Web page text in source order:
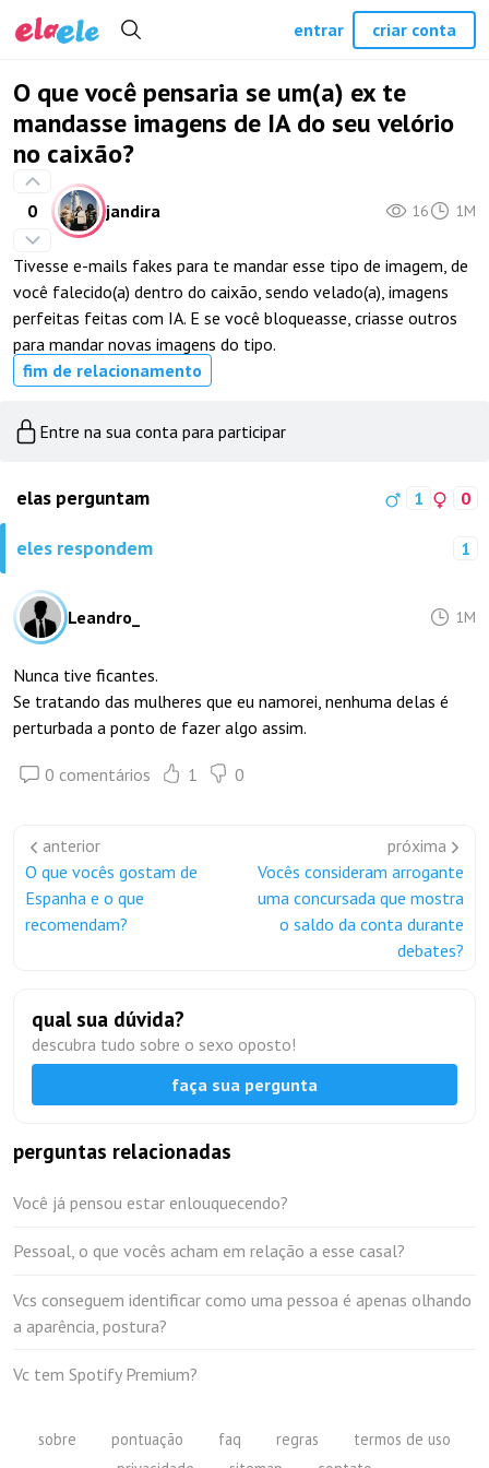
O que você pensaria se um(a) ex te
mandasse imagens de IA do seu velório
no caixão?
0 jandira 16 1M
Tivesse e-mails fakes para te mandar esse tipo de imagem, de
você falecido(a) dentro do caixão, sendo velado(a), imagens
perfeitas feitas com IA. E se você bloqueasse, criasse outros
para mandar novas imagens do tipo.
fim de relacionamento
Entre na sua conta para participar
elas perguntam 1 0
eles respondem 1
Leandro_ 1M
Nunca tive ficantes.
Se tratando das mulheres que eu namorei, nenhuma delas é
perturbada a ponto de fazer algo assim.
0 comentários 1 0
anterior
O que vocês gostam de
Espanha e o que
recomendam?
próxima
Vocês consideram arrogante
uma concursada que mostra
o saldo da conta durante
debates?
qual sua dúvida?
descubra tudo sobre o sexo oposto!
faça sua pergunta
perguntas relacionadas
Você já pensou estar enlouquecendo?
Pessoal, o que vocês acham em relação a esse casal?
Vcs conseguem identificar como uma pessoa é apenas olhando
a aparência, postura?
Vc tem Spotify Premium?
sobre pontuação faq regras
termos de uso
entrar criar conta